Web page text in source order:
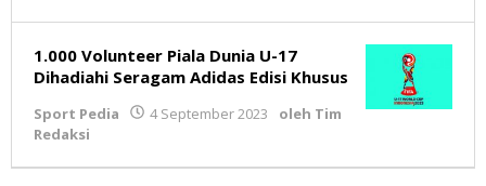
1.000 Volunteer Piala Dunia U-17
Dihadiahi Seragam Adidas Edisi Khusus
Sport Pedia 4 September 2023 oleh Tim
Redaksi